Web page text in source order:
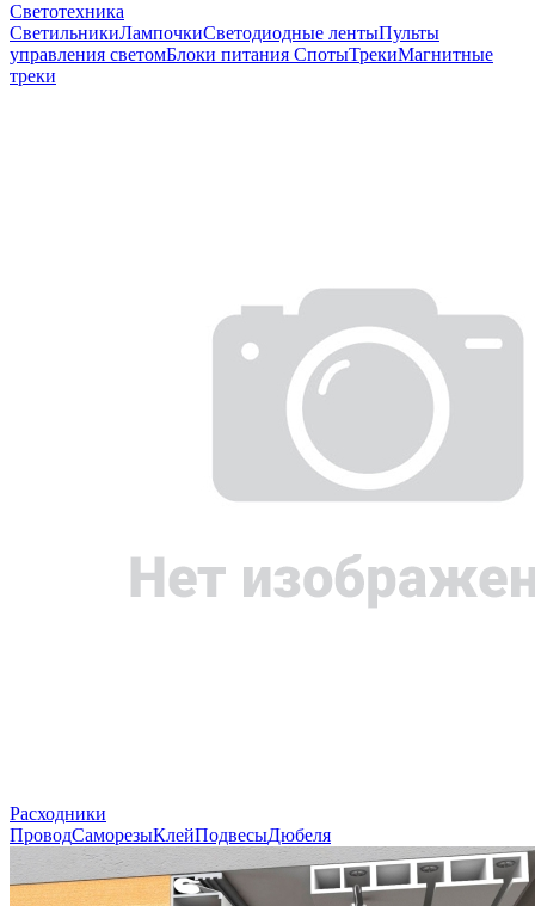
Светотехника
СветильникиЛампочкиСветодиодные лентыПульты
управления светомБлоки питания СпотыТрекиМагнитные
треки
Расходники
ПроводСаморезыКлейПодвесыДюбеля